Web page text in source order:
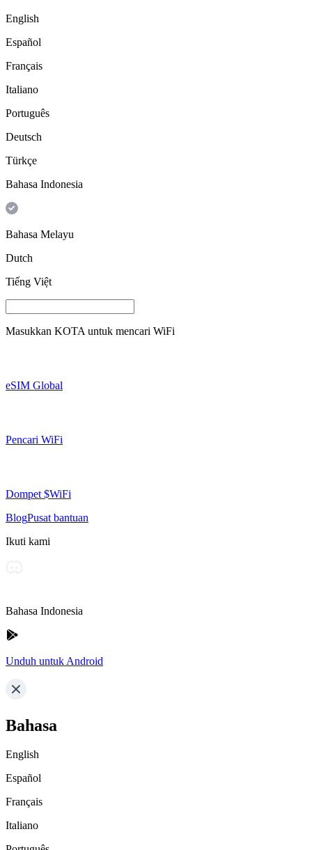
English
Español
Français
Italiano
Português
Deutsch
Türkçe
Bahasa Indonesia
Bahasa Melayu
Dutch
Tiếng Việt
Masukkan KOTA untuk mencari WiFi
eSIM Global
Pencari WiFi
Dompet $WiFi
BlogPusat bantuan
Ikuti kami
Bahasa Indonesia
Unduh untuk Android
Bahasa
English
Español
Français
Italiano